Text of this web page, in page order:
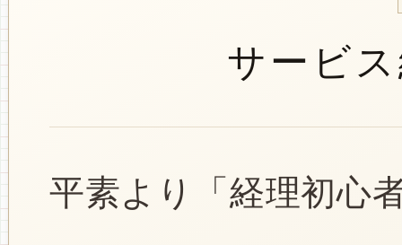
サービ
平素より「経理初心